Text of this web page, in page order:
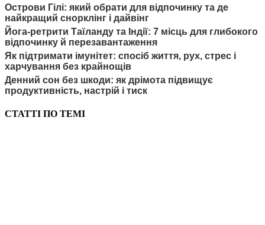
Острови Гілі: який обрати для відпочинку та де
найкращий снорклінг і дайвінг
Йога-ретрити Таїланду та Індії: 7 місць для глибокого
відпочинку й перезавантаження
Як підтримати імунітет: спосіб життя, рух, стрес і
харчування без крайнощів
Денний сон без шкоди: як дрімота підвищує
продуктивність, настрій і тиск
СТАТТІ ПО ТЕМІ